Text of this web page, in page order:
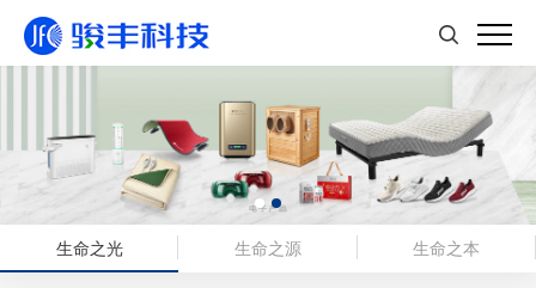
生命之光 生命之源 生命之本